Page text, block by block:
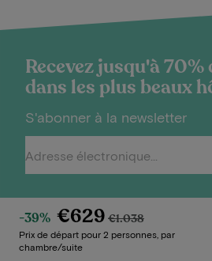
-39% €629 €1.038
Prix de départ pour 2 personnes, par
chambre/suite
Recevez jusqu'à
dans les plus beaux
S'abonner à la newsletter